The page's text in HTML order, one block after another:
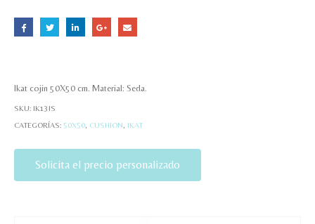
Ikat cojin 50X50 cm. Material: Seda.
SKU: IK13IS
CATEGORÍAS: 50X50 CUSHION IKAT
Solicita el precio personalizado